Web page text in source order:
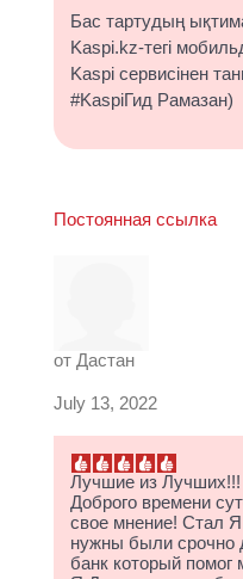
Бас тартудың
Kaspi.kz-тегі
Kaspi сервисінен
#KaspiГид Рамазан)
Постоянная ссылка
от Дастан
July 13, 2022
Лучшие из Лучших!!!
Доброго времени
свое мнение! Стал
нужны были срочно
банк который помог